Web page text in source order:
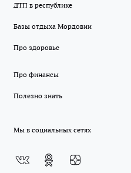
ДТП в республике
Базы отдыха Мордовии
Про здоровье
Про финансы
Полезно знать
Мы в социальных сетях